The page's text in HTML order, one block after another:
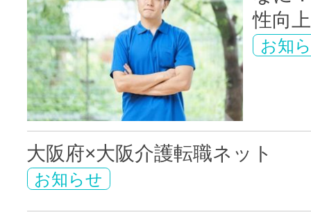
性向
お知
大阪府×大阪介護転職ネット
お知らせ